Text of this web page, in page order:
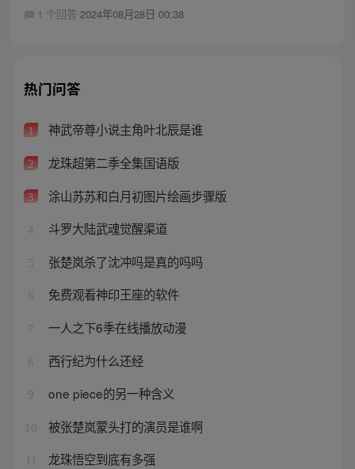
1 个回答 2024年08月28日 00:38
热门问答
1 神武帝尊小说主角叶北辰是谁
2 龙珠超第二季全集国语版
3 涂山苏苏和白月初图片绘画步骤版
4 斗罗大陆武魂觉醒渠道
5 张楚岚杀了沈冲吗是真的吗吗
6 免费观看神印王座的软件
7 一人之下6季在线播放动漫
8 西行纪为什么还经
9 one piece的另一种含义
10 被张楚岚蒙头打的演员是谁啊
龙珠悟空到底有多强